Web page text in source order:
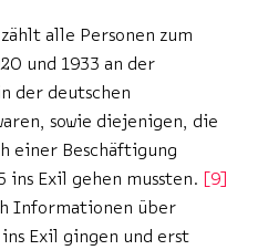
alle Personen zum
und 1933 an der
der deutschen
sowie diejenigen, die
einer Beschäftigung
ins Exil gehen mussten.
9
Informationen über
Exil gingen und erst